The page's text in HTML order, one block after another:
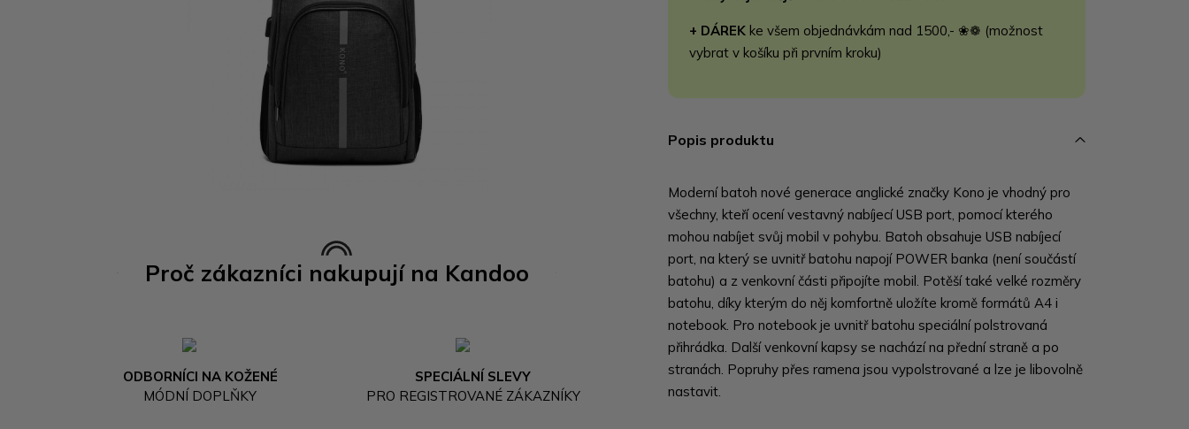
Proč zákazníci nakupují na Kandoo
ODBORNÍCI NA KOŽENÉ
MÓDNÍ DOPLŇKY
SPECIÁLNÍ SLEVY
PRO REGISTROVANÉ ZÁKAZNÍKY
+ DÁREK ke všem objednávkám nad 1500,- ❀❁ (možnost
vybrat v košíku při prvním kroku)
Popis produktu
Moderní batoh nové generace anglické značky Kono je vhodný pro
všechny, kteří ocení vestavný nabíjecí USB port, pomocí kterého
mohou nabíjet svůj mobil v pohybu. Batoh obsahuje USB nabíjecí
port, na který se uvnitř batohu napojí POWER banka (není součástí
batohu) a z venkovní části připojíte mobil. Potěší také velké rozměry
batohu, díky kterým do něj komfortně uložíte kromě formátů A4 i
notebook. Pro notebook je uvnitř batohu speciální polstrovaná
přihrádka. Další venkovní kapsy se nachází na přední straně a po
stranách. Popruhy přes ramena jsou vypolstrované a lze je libovolně
nastavit.